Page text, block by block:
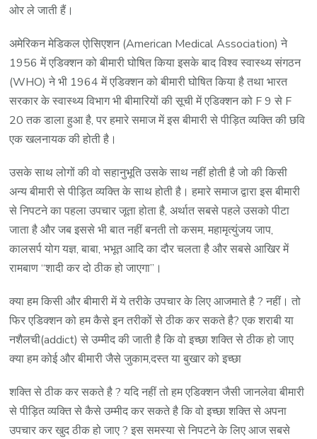
ओर ले जाती हैं।
अमेरिकन मेडिकल एोसिएशन (American Medical Association) ने
1956 में एडिक्शन को बीमारी घोषित किया इसके बाद विश्व स्वास्थ्य संगठन
(WHO) ने भी 1964 में एडिक्शन को बीमारी घोषित किया है तथा भारत
सरकार के स्वास्थ्य विभाग भी बीमारियों की सूची में एडिक्शन को F 9 से F
20 तक डाला हुआ है, पर हमारे समाज में इस बीमारी से पीड़ित व्यक्ति की छवि
एक खलनायक की होती है।
उसके साथ लोगों की वो सहानुभूति उसके साथ नहीं होती है जो की किसी
अन्य बीमारी से पीड़ित व्यक्ति के साथ होती है। हमारे समाज द्वारा इस बीमारी
से निपटने का पहला उपचार जूता होता है, अर्थात सबसे पहले उसको पीटा
जाता है और जब इससे भी बात नहीं बनती तो कसम, महामृत्युंजय जाप,
कालसर्प योग यज्ञ, बाबा, भभूत आदि का दौर चलता है और सबसे आखिर में
रामबाण “शादी कर दो ठीक हो जाएगा”।
क्या हम किसी और बीमारी में ये तरीके उपचार के लिए आजमाते है ? नहीं। तो
फिर एडिक्शन को हम कैसे इन तरीकों से ठीक कर सकते है? एक शराबी या
नशैलची(addict) से उम्मीद की जाती है कि वो इच्छा शक्ति से ठीक हो जाए
क्या हम कोई और बीमारी जैसे जुकाम,दस्त या बुखार को इच्छा
शक्ति से ठीक कर सकते है ? यदि नहीं तो हम एडिक्शन जैसी जानलेवा बीमारी
से पीड़ित व्यक्ति से कैसे उम्मीद कर सकते है कि वो इच्छा शक्ति से अपना
उपचार कर खुद ठीक हो जाए ? इस समस्या से निपटने के लिए आज सबसे